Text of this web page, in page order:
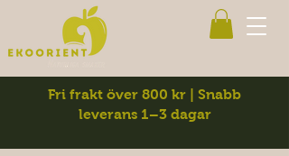
Fri frakt över 800 kr | Snabb
leverans 1–3 dagar